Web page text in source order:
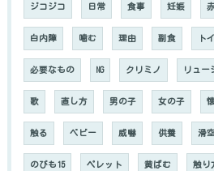
ジコジコ 日常 食事 妊娠
白内障 噛む 理由 副食 ト
必要なもの NG クリミノ リュー
歌 直し方 男の子 女の子
触る ベビー 威嚇 供養 滑
のびも15 ペレット 黄ばむ 触り